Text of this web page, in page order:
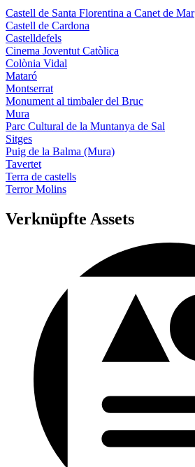
Castell de Santa Florentina a Canet de Mar
Castell de Cardona
Castelldefels
Cinema Joventut Catòlica
Colònia Vidal
Mataró
Montserrat
Monument al timbaler del Bruc
Mura
Parc Cultural de la Muntanya de Sal
Sitges
Puig de la Balma (Mura)
Tavertet
Terra de castells
Terror Molins
Verknüpfte Assets